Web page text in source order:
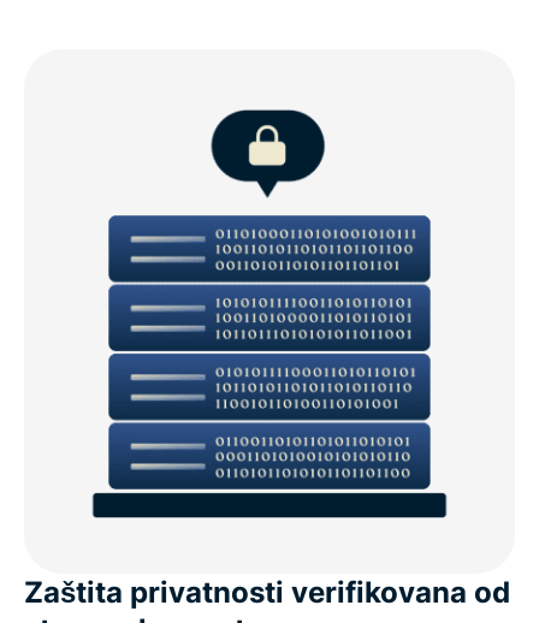
Zaštita privatnosti verifikovana od